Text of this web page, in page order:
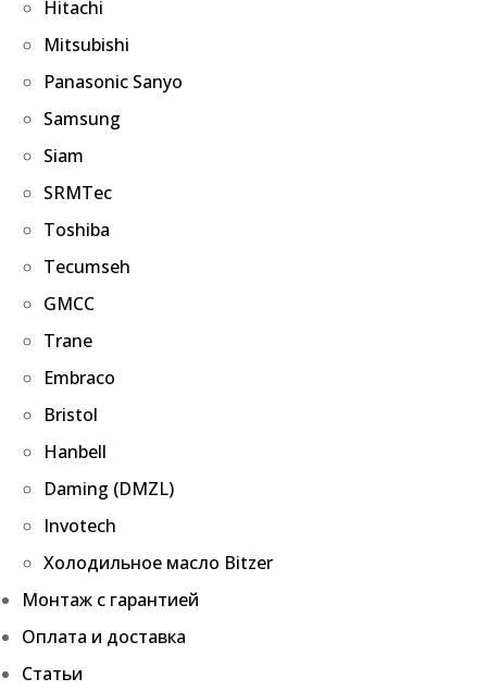
Hitachi
Mitsubishi
Panasonic Sanyo
Samsung
Siam
SRMTec
Toshiba
Tecumseh
GMCC
Trane
Embraco
Bristol
Hanbell
Daming (DMZL)
Invotech
Холодильное масло Bitzer
Монтаж с гарантией
Оплата и доставка
Статьи